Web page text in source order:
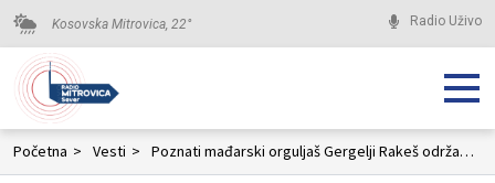
Kosovska Mitrovica, 22° Radio Uživo
Početna > Vesti > Poznati mađarski orguljaš Gergelji Rakeš održao koncert u Gračanici